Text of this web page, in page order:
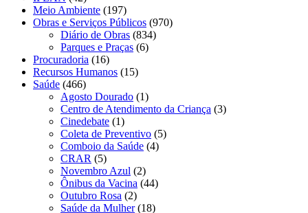
Meio Ambiente (197)
Obras e Serviços Públicos (970)
Diário de Obras (834)
Parques e Praças (6)
Procuradoria (16)
Recursos Humanos (15)
Saúde (466)
Agosto Dourado (1)
Centro de Atendimento da Criança (3)
Cinedebate (1)
Coleta de Preventivo (5)
Comboio da Saúde (4)
CRAR (5)
Novembro Azul (2)
Ônibus da Vacina (44)
Outubro Rosa (2)
Saúde da Mulher(18)